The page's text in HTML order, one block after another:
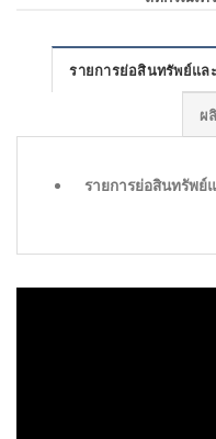
รายการย่อสินทรัพย์แล
ผ
รายการย่อสินทรัพย์